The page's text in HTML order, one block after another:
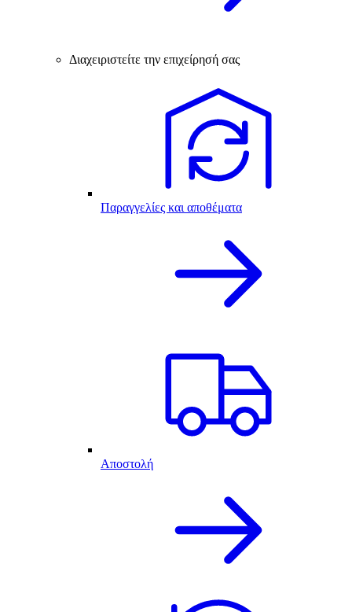
Διαχειριστείτε την επιχείρησή σας
Παραγγελίες και αποθέματα
Αποστολή